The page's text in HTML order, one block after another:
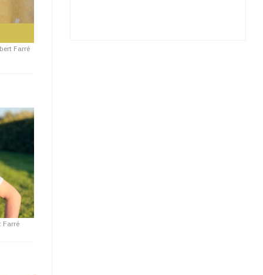
Farré
Farré